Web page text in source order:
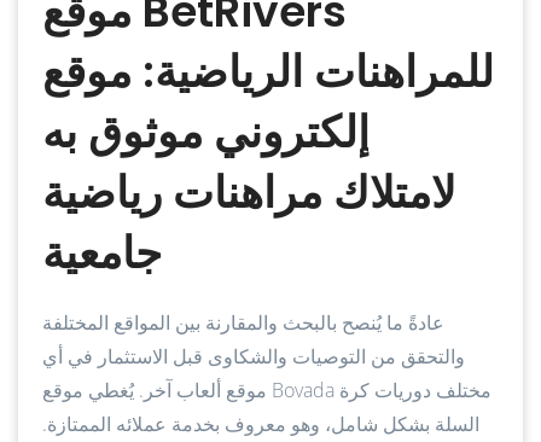
للمراهنات الرياضية: موقع
إلكتروني موثوق به
لامتلاك مراهنات رياضية
جامعية
عادةً ما يُنصح بالبحث والمقارنة بين المواقع المختلفة
والتحقق من التوصيات والشكاوى قبل الاستثمار في أي
موقع ألعاب آخر. يُغطي موقع Bovada مختلف دوريات كرة
السلة بشكل شامل، وهو معروف بخدمة عملائه الممتازة.